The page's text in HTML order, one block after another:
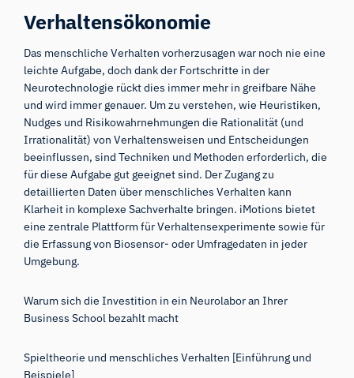
Verhaltensökonomie
Das menschliche Verhalten vorherzusagen war noch nie eine
leichte Aufgabe, doch dank der Fortschritte in der
Neurotechnologie rückt dies immer mehr in greifbare Nähe
und wird immer genauer. Um zu verstehen, wie Heuristiken,
Nudges und Risikowahrnehmungen die Rationalität (und
Irrationalität) von Verhaltensweisen und Entscheidungen
beeinflussen, sind Techniken und Methoden erforderlich, die
für diese Aufgabe gut geeignet sind. Der Zugang zu
detaillierten Daten über menschliches Verhalten kann
Klarheit in komplexe Sachverhalte bringen. iMotions bietet
eine zentrale Plattform für Verhaltensexperimente sowie für
die Erfassung von Biosensor- oder Umfragedaten in jeder
Umgebung.
Warum sich die Investition in ein Neurolabor an Ihrer
Business School bezahlt macht
Spieltheorie und menschliches Verhalten [Einführung und
Beispiele]